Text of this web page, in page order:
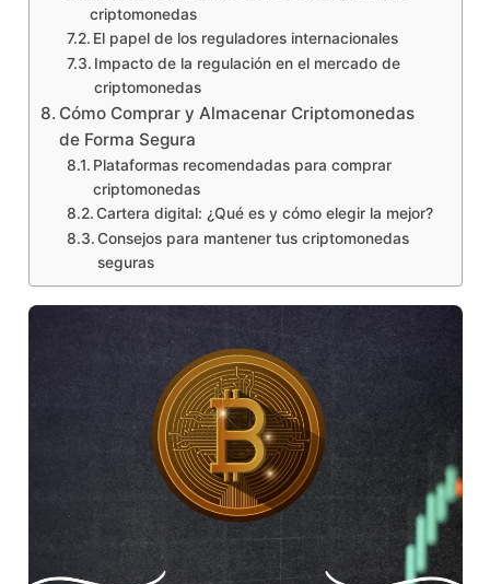
criptomonedas
El papel de los reguladores internacionales
Impacto de la regulación en el mercado de
criptomonedas
Cómo Comprar y Almacenar Criptomonedas
de Forma Segura
Plataformas recomendadas para comprar
criptomonedas
Cartera digital: ¿Qué es y cómo elegir la mejor?
Consejos para mantener tus criptomonedas
seguras